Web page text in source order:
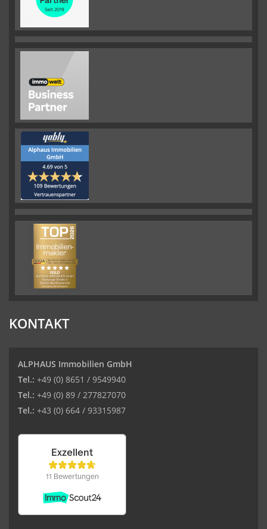
KONTAKT
ALPHAUS Immobilien GmbH
Tel.: +49 (0) 8651 / 9549940
Tel.: +49 (0) 89 / 277827070
Tel.: +43 (0) 664 / 93315987